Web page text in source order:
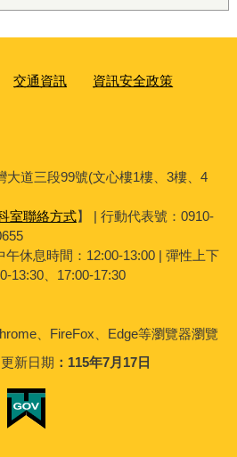
交通資訊 資訊安全政策
大道三段99號(文心樓1樓、3樓、4
室聯絡方式】 | 行動代表號：0910-
午休息時間：12:00-13:00 | 彈性上下
13:30、17:00-17:30
、 FireFox Edge等瀏覽器瀏覽
更新日期 115年7月17日